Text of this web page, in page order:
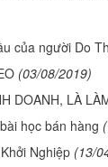
của người Do
(03/08/2019)
DOANH, LÀ
học bán hàng
Nghiệp (13/